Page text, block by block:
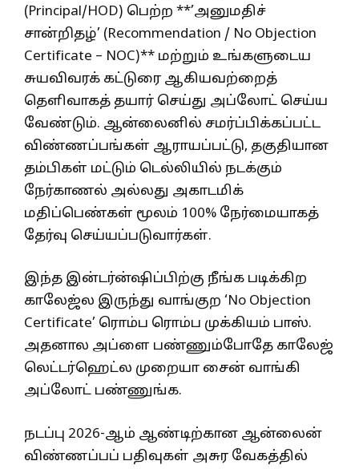
(Principal/HOD) பெற்ற **’அனுமதிச்
சான்றிதழ்’ (Recommendation / No Objection
Certificate – NOC)** மற்றும் உங்களுடைய
சுயவிவரக் கட்டுரை ஆகியவற்றைத்
தெளிவாகத் தயார் செய்து அப்லோட் செய்ய
வேண்டும். ஆன்லைனில் சமர்ப்பிக்கப்பட்ட
விண்ணப்பங்கள் ஆராயப்பட்டு, தகுதியான
தம்பிகள் மட்டும் டெல்லியில் நடக்கும்
நேர்காணல் அல்லது அகாடமிக்
மதிப்பெண்கள் மூலம் 100% நேர்மையாகத்
தேர்வு செய்யப்படுவார்கள்.
இந்த இன்டர்ன்ஷிப்பிற்கு நீங்க படிக்கிற
காலேஜ்ல இருந்து வாங்குற ‘No Objection
Certificate’ ரொம்ப ரொம்ப முக்கியம் பாஸ்.
அதனால அப்ளை பண்ணும்போதே காலேஜ்
லெட்டர்ஹெட்ல முறையா சைன் வாங்கி
அப்லோட் பண்ணுங்க.
நடப்பு 2026-ஆம் ஆண்டிற்கான ஆன்லைன்
விண்ணப்பப் பதிவுகள் அசுர வேகத்தில்